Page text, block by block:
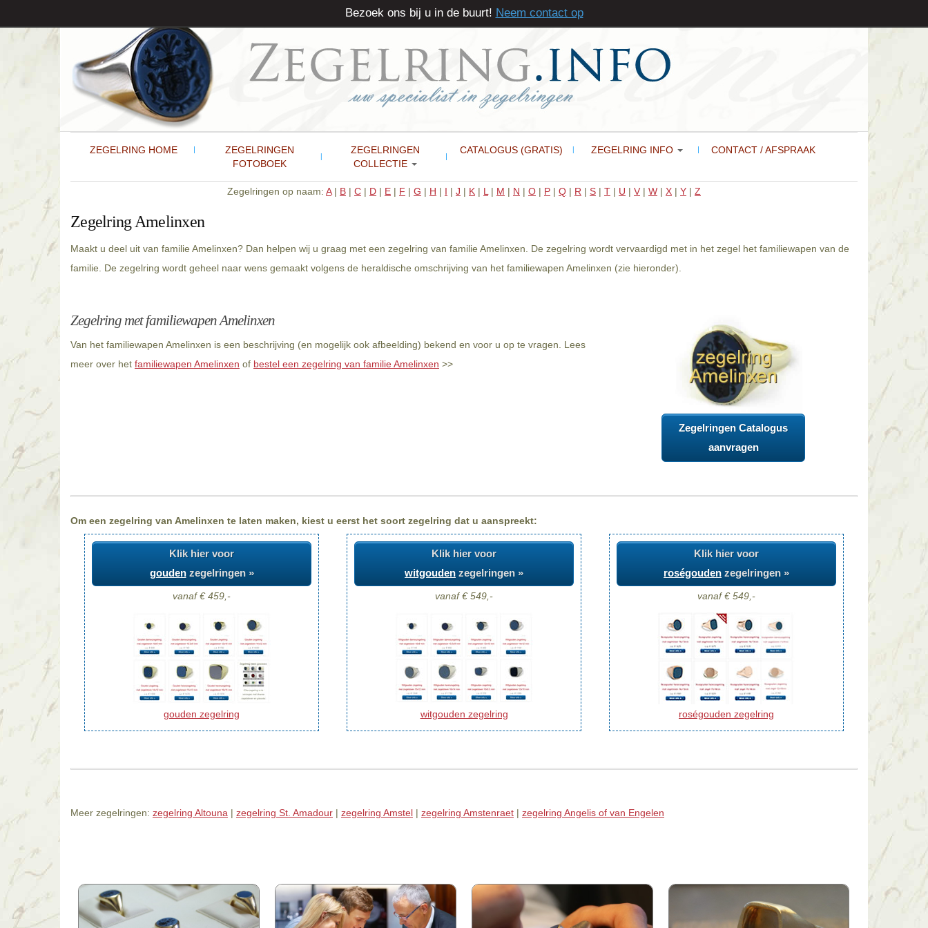
ZEGELRING HOME
ZEGELRINGEN
FOTOBOEK
ZEGELRINGEN
COLLECTIE
CATALOGUS (GRATIS) ZEGELRING INFO CONTACT / AFSPRAAK
Zegelringen op naam: A| B | C | D | E | F | G | H | I | J | K | L | M | N | O | P | Q | R | S | T | U | V | W | X | Y | Z
Zegelring Amelinxen
Maakt u deel uit van familie Amelinxen? Dan helpen wij u graag met een zegelring van familie Amelinxen. De zegelring wordt vervaardigd met in het zegel het familiewapen van de
familie. De zegelring wordt geheel naar wens gemaakt volgens de heraldische omschrijving van het familiewapen Amelinxen (zie hieronder).
Zegelring met familiewapen Amelinxen
Van het familiewapen Amelinxen is een beschrijving (en mogelijk ook afbeelding) bekend en voor u op te vragen. Lees
meer over het familiewapen Amelinxen of bestel een zegelring van familie Amelinxen >>
Zegelringen Catalogus
aanvragen
Om een zegelring van Amelinxen te laten maken, kiest u eerst het soort zegelring dat u aanspreekt:
Klik hier voor
goudenzegelringen »
vanaf € 459,-
gouden zegelring
Klik hier voor
witgouden zegelringen »
vanaf € 549,-
witgouden zegelring
Klik hier voor
roségouden zegelringen »
vanaf € 549,-
roségouden zegelring
Meer zegelringen: zegelring Altouna | zegelring St. Amadour | zegelring Amstel | zegelring Amstenraet | zegelring Angelis of van Engelen
Bezoek ons bij u in de buurt! Neem contact op